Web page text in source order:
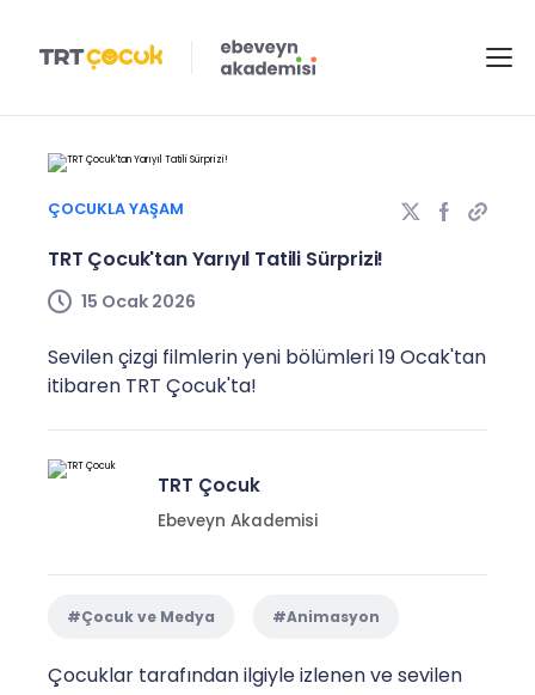
ÇOCUKLA YAŞAM
TRT Çocuk'tan Yarıyıl Tatili Sürprizi!
15 Ocak 2026
Sevilen çizgi filmlerin yeni bölümleri 19 Ocak'tan
itibaren TRT Çocuk'ta!
TRT Çocuk
Ebeveyn Akademisi
#Çocuk ve Medya #Animasyon
Çocuklar tarafından ilgiyle izlenen ve sevilen